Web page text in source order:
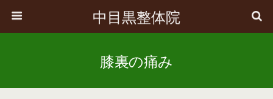
中目黒整体院
膝裏の痛み